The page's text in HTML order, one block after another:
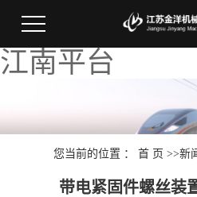
江南平台
您当前的位置 ：首 页 >>新
带电紧固件螺丝装